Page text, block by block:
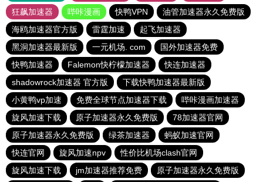
狂飙加速器
哔咔漫画 快鸭VPN
油管加速器永久免费版
海鸥加速器官方版
雷霆加速
起飞加速器
黑洞加速器最新版
一元机场. com
国外加速器免费
快鸭加速器
Falemon快柠檬加速器
快连加速器
shadowrock加速器 官方版
下载快鸭加速器最新版
小黄鸭vp加速
免费全球节点加速器下载
哔咔漫画加速器
旋风加速下载
原子加速器永久免费版
78加速器官网
原子加速器永久免费版
绿茶加速器
蚂蚁加速官网
快连官网
旋风加速npv
性价比机场clash官网
旋风加速下载
jm加速器推荐免费 原子加速器永久免费版